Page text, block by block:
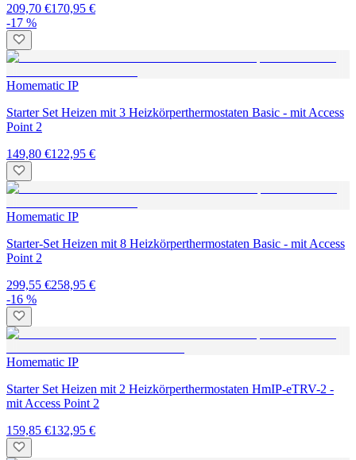
209,70 €170,95 €
-17 %
Homematic IP
Starter Set Heizen mit 3 Heizkörperthermostaten Basic - mit Access
Point 2
149,80 €122,95 €
Homematic IP
Starter-Set Heizen mit 8 Heizkörperthermostaten Basic - mit Access
Point 2
299,55 €258,95 €
-16 %
Homematic IP
Starter Set Heizen mit 2 Heizkörperthermostaten HmIP-eTRV-2 -
mit Access Point 2
159,85 €132,95 €